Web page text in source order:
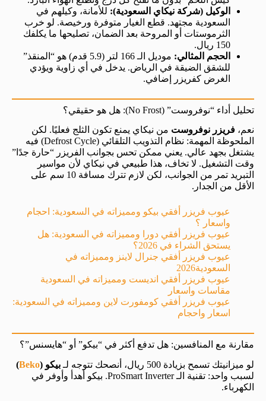
الوكيل (شركة نيكاي السعودية): للأمانة، وكيلهم في
السعودية مجتهد. قطع الغيار متوفرة ورخيصة. لو خرب
الثرموستات أو المروحة بعد الضمان، تصليحها ما يكلفك
150 ريال.
الحجم المثالي:
موديل الـ 166 لتر (5.9 قدم) هو “المنقذ”
للشقق الضيقة في الرياض. يدخل في أي زاوية ويؤدي
الغرض كفريزر إضافي.
تحليل أداء “نوفروست” (No Frost): هل هو حقيقي؟
نعم، فريزر نوفروست من نيكاي يمنع تكون الثلج فعليًا. لكن
الملحوظة المهمة: نظام التذويب التلقائي (Defrost Cycle) فيه
يشتغل بجهد عالي. يعني ممكن تحس بجوانب الفريزر “حارة جدًا”
وقت التشغيل. لا تخاف، هذا طبيعي في نيكاي لأن مواسير
التبريد تمر من الجوانب، لكن لازم تترك مسافة 10 سم على
الأقل من الجدار.
عيوب فريزر أفقي بيكو ومميزاته في السعودية: احجام
واسعار ؟
عيوب فريزر أفقي دورا ومميزاته في السعودية: هل
يستحق الشراء في 2026؟
عيوب فريزر أفقي جنرال لاينز ومميزاته في
السعودية2026
عيوب فريزر أفقي انديست ومميزاته في السعودية
مقاسات واسعار
عيوب فريزر أفقي كومفورت لاين ومميزاته في السعودية:
اسعار واحجام
مقارنة مع المنافسين: هل تدفع أكثر في “بيكو” أو “هايسنس”؟
لو ميزانيتك تسمح بزيادة 500 ريال، أنصحك تتوجه لـ
بيكو (Beko
)
لسبب واحد: تقنية الـ ProSmart Inverter. بيكو أهدأ وأوفر في
الكهرباء.